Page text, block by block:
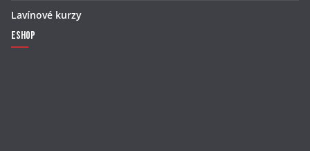
Lavínové kurzy
Eshop